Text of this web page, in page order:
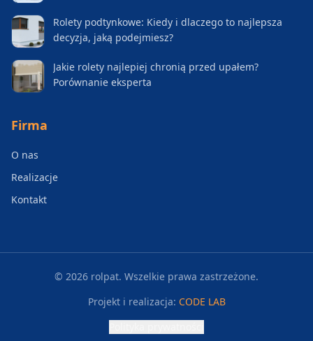
Rolety podtynkowe: Kiedy i dlaczego to najlepsza
decyzja, jaką podejmiesz?
Jakie rolety najlepiej chronią przed upałem?
Porównanie eksperta
Firma
O nas
Realizacje
Kontakt
© 2026 rolpat. Wszelkie prawa zastrzeżone.
Projekt i realizacja: CODE LAB